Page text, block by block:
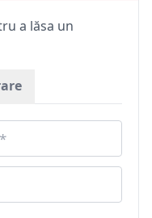
a lăsa un